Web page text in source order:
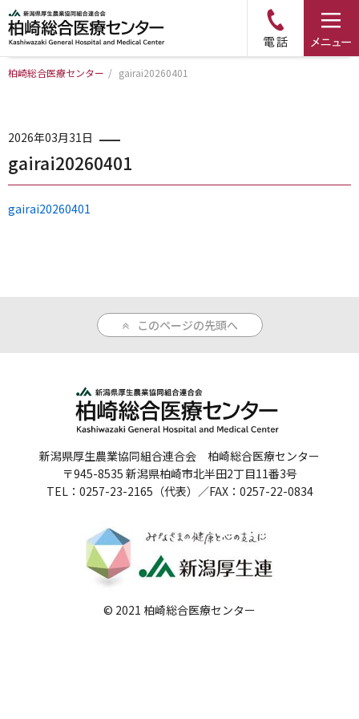
病院について
診療科・部門のご案内
入院のご案内
医療関係者の方へ
病院誌
個人情報保護方針
反社会的勢力に対する基本方針
院内感染対策指針
柏崎総合医療センター / gairai20260401
2026年03月31日
gairai20260401
gairai20260401
このページの先頭へ
新潟県厚生農業協同組合連合会 柏崎総合医療センター
〒945-8535 新潟県柏崎市北半田2丁目11番3号
TEL：0257-23-2165（代表）／FAX：0257-22-0834
© 2021 柏崎総合医療センター